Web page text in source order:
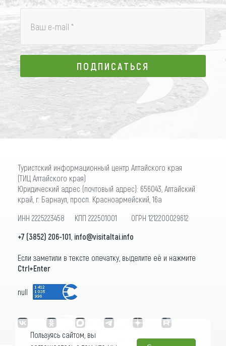
Ваш e-mail *
ПОДПИСАТЬСЯ
ПОДПИСАТЬСЯ
Туристский информационный центр Алтайского края
(ТИЦ Алтайского края)
Юридический адрес (почтовый адрес): 656043, Алтайский
край, г. Барнаул, просп. Красноармейский, 16а
ИНН 2225223458 КПП 222501001 ОГРН 1212200029612
+7 (3852) 206-101 info@visitaltai.info
Если заметили в тексте опечатку, выделите её и нажмите
Ctrl+Enter
null
Пользуясь сайтом, вы